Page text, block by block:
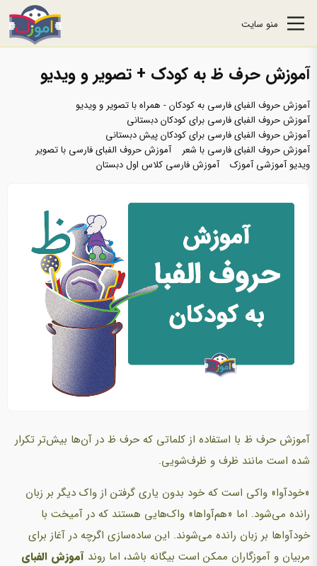
منو سایت
آموزش حرف ظ به کودک + تصویر و ویدیو
آموزش حروف الفبای فارسی به کودکان - همراه با تصویر و ویدیو
آموزش حروف الفبای فارسی برای کودکان دبستانی
آموزش حروف الفبای فارسی برای کودکان پیش دبستانی
آموزش حروف الفبای فارسی با شعر
آموزش حروف الفبای فارسی با تصویر
ویدیو آموزشی آموزک
آموزش فارسی کلاس اول دبستان
آموزش حرف ظ با استفاده از کلماتی که حرف ظ در آن‌ها بیش‌تر تکرار
شده است مانند ظرف و ظرف‌شویی.
«خودآوا» واکی است که خود بدون یاری گرفتن از واک دیگر بر زبان
رانده می‌شود. اما «هم‌آواها» واک‌هایی هستند که در آمیخت با
خودآواها بر زبان رانده می‌شوند. این ساده‌سازی اگرچه در آغاز برای
مربیان و آموزگاران ممکن است بیگانه باشد، اما روند آموزش الفبای